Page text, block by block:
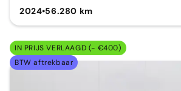
2024•56.280 km
IN PRIJS VERLAAGD (- €400)
BTW aftrekbaar